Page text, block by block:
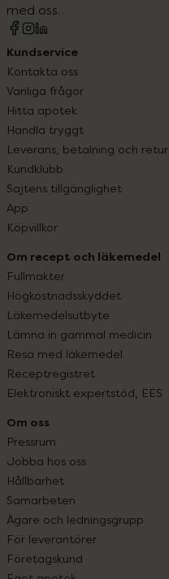
med oss.
Kundservice
Kontakta oss
Vanliga frågor
Hitta apotek
Handla tryggt
Leverans, betalning och retur
Kundklubb
Sajtens tillgänglighet
App
Köpvillkor
Om recept och läkemedel
Fullmakter
Högkostnadsskyddet
Läkemedelsutbyte
Lämna in gammal medicin
Resa med läkemedel
Receptregistret
Elektroniskt expertstöd, EES
Om oss
Pressrum
Jobba hos oss
Hållbarhet
Samarbeten
Ägare och ledningsgrupp
För leverantörer
Företagskund